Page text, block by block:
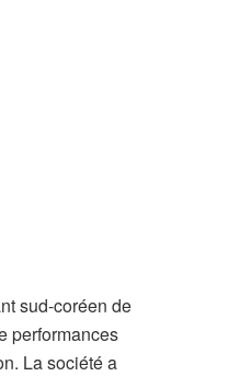
sud-coréen de
performances
La société a